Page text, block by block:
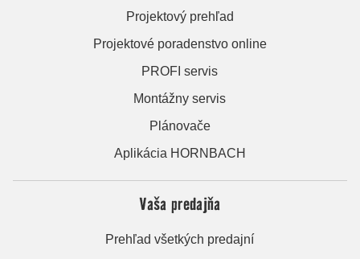
Projektový prehľad
Projektové poradenstvo online
PROFI servis
Montážny servis
Plánovače
Aplikácia HORNBACH
Vaša predajňa
Prehľad všetkých predajní